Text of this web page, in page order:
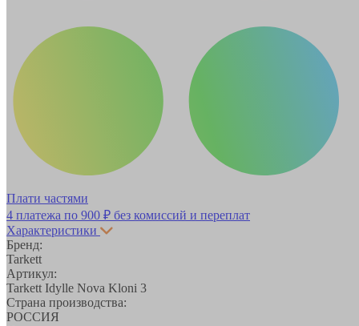
Плати частями
4 платежа по 900 ₽ без комиссий и переплат
Характеристики
Бренд:
Tarkett
Артикул:
Tarkett Idylle Nova Kloni 3
Страна производства:
РОССИЯ